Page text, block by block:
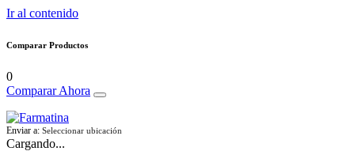
Ir al contenido
Comparar Productos
0
Comparar Ahora
Enviar a: Seleccionar ubicación
Cargando...